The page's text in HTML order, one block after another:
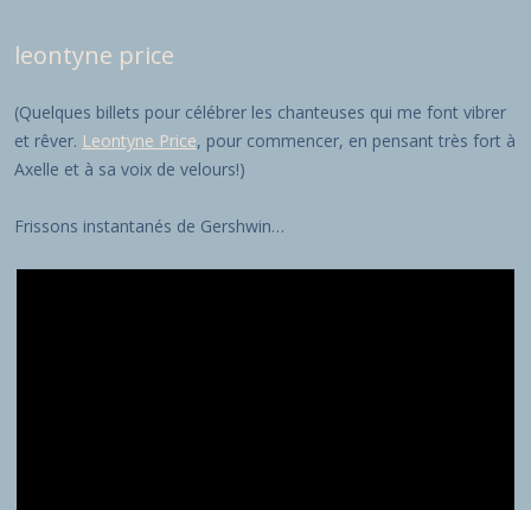
leontyne price
(Quelques billets pour célébrer les chanteuses qui me font vibrer
et rêver. Leontyne Price, pour commencer, en pensant très fort à
Axelle et à sa voix de velours!)
Frissons instantanés de Gershwin…